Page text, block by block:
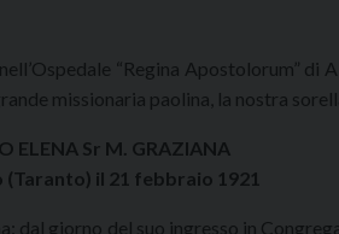
“Regina Apostolorum” di
missionaria paolina, la nostra
ELENA Sr M. GRAZIANA
(Taranto) il 21 febbraio 1921
dal giorno del suo ingresso in